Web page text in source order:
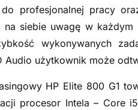
do profesjonalnej pracy
siebie uwagę w każdym
wykonywanych
Audio użytkownik może
HP Elite 800 G1
procesor Intela – Core